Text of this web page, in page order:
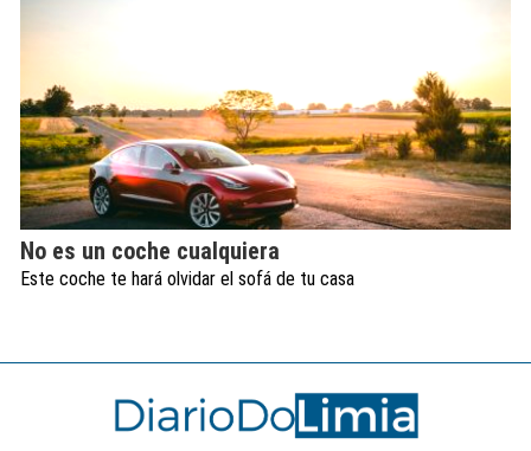
No es un coche cualquiera
Este coche te hará olvidar el sofá de tu casa